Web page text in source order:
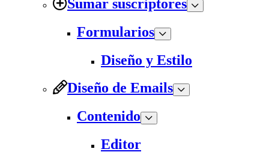
Sumar suscriptores
Formularios
Diseño y Estilo
Diseño de Emails
Contenido
Editor